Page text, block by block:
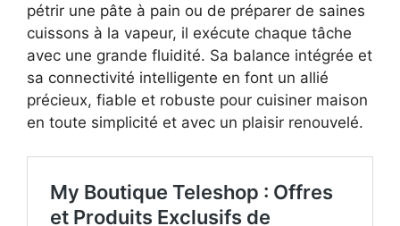
pétrir une pâte à pain ou de préparer de saines
cuissons à la vapeur, il exécute chaque tâche
avec une grande fluidité. Sa balance intégrée et
sa connectivité intelligente en font un allié
précieux, fiable et robuste pour cuisiner maison
en toute simplicité et avec un plaisir renouvelé.